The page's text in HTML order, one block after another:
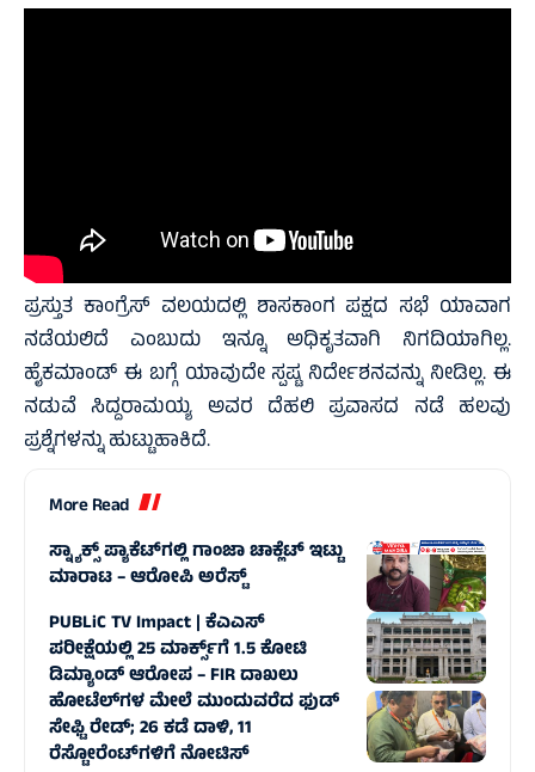
ಪ್ರಸ್ತುತ ಕಾಂಗ್ರೆಸ್ ವಲಯದಲ್ಲಿ ಶಾಸಕಾಂಗ ಪಕ್ಷದ ಸಭೆ ಯಾವಾಗ
ನಡೆಯಲಿದೆ ಎಂಬುದು ಇನ್ನೂ ಅಧಿಕೃತವಾಗಿ ನಿಗದಿಯಾಗಿಲ್ಲ.
ಹೈಕಮಾಂಡ್ ಈ ಬಗ್ಗೆ ಯಾವುದೇ ಸ್ಪಷ್ಟ ನಿರ್ದೇಶನವನ್ನು ನೀಡಿಲ್ಲ. ಈ
ನಡುವೆ ಸಿದ್ದರಾಮಯ್ಯ ಅವರ ದೆಹಲಿ ಪ್ರವಾಸದ ನಡೆ ಹಲವು
ಪ್ರಶ್ನೆಗಳನ್ನು ಹುಟ್ಟುಹಾಕಿದೆ.
More Read
ಸ್ನ್ಯಾಕ್ಸ್ ಪ್ಯಾಕೆಟ್‌ಗಲ್ಲಿ ಗಾಂಜಾ ಚಾಕ್ಲೆಟ್ ಇಟ್ಟು
ಮಾರಾಟ – ಆರೋಪಿ ಅರೆಸ್ಟ್
PUBLiC TV Impact | ಕೆಎಎಸ್
ಪರೀಕ್ಷೆಯಲ್ಲಿ 25 ಮಾರ್ಕ್ಸ್‌ಗೆ 1.5 ಕೋಟಿ
ಡಿಮ್ಯಾಂಡ್ ಆರೋಪ – FIR ದಾಖಲು
ಹೋಟೆಲ್‌ಗಳ ಮೇಲೆ ಮುಂದುವರೆದ ಫುಡ್
ಸೇಫ್ಟಿ ರೇಡ್; 26 ಕಡೆ ದಾಳಿ, 11
ರೆಸ್ಟೋರೆಂಟ್‌ಗಳಿಗೆ ನೋಟಿಸ್